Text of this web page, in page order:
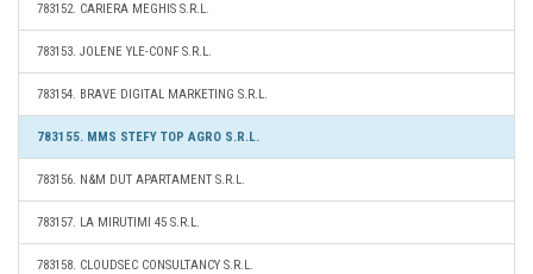
783152. CARIERA MEGHIS S.R.L.
783153. JOLENE YLE-CONF S.R.L.
783154. BRAVE DIGITAL MARKETING S.R.L.
783155. MMS STEFY TOP AGRO S.R.L.
783156. N&M DUT APARTAMENT S.R.L.
783157. LA MIRUTIMI 45 S.R.L.
783158. CLOUDSEC CONSULTANCY S.R.L.